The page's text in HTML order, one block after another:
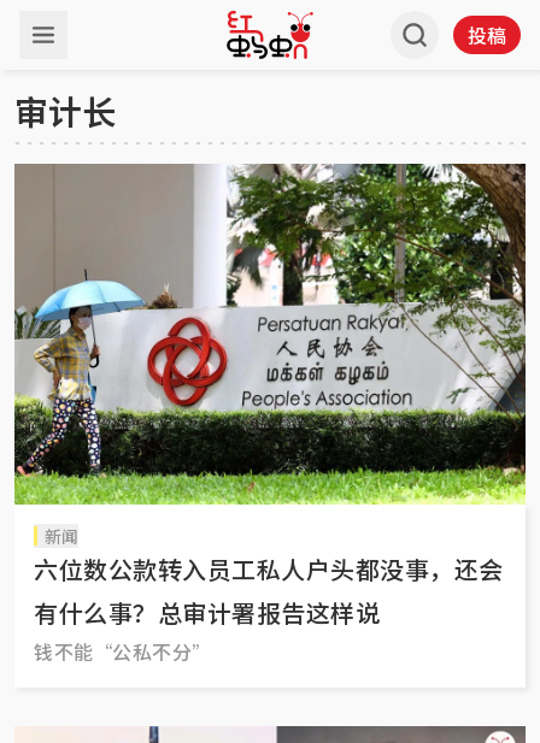
投稿
审计长
新闻
六位数公款转入员工私人户头都没事，还会
有什么事？总审计署报告这样说
钱不能“公私不分”